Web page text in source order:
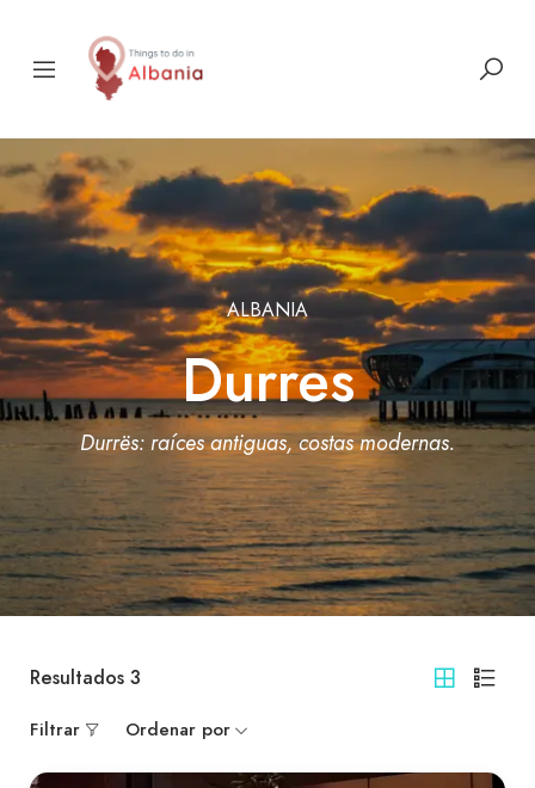
ALBANIA
Durres
Durrës: raíces antiguas, costas modernas.
Resultados 3
Filtrar Ordenar por